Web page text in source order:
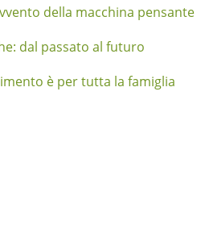
della macchina pensante
dal passato al futuro
è per tutta la famiglia